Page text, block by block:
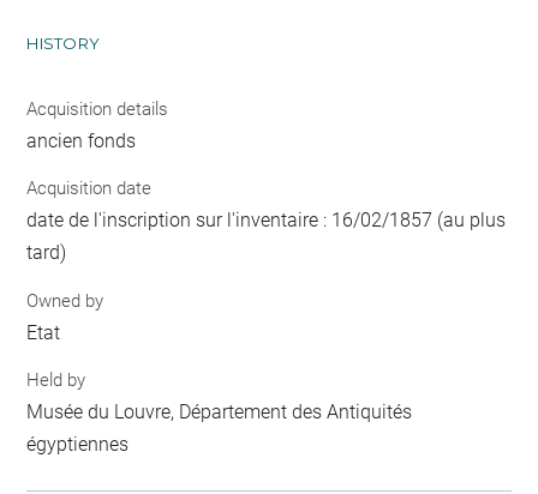
HISTORY
Acquisition details
ancien fonds
Acquisition date
date de l'inscription sur l'inventaire : 16/02/1857 (au plus
tard)
Owned by
Etat
Held by
Musée du Louvre, Département des Antiquités
égyptiennes